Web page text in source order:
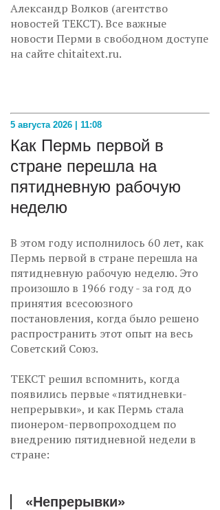
Александр Волков (агентство
новостей ТЕКСТ). Все важные
новости Перми в свободном доступе
на сайте chitaitext.ru.
5 августа 2026 | 11:08
Как Пермь первой в
стране перешла на
пятидневную рабочую
неделю
В этом году исполнилось 60 лет, как
Пермь первой в стране перешла на
пятидневную рабочую неделю. Это
произошло в 1966 году - за год до
принятия всесоюзного
постановления, когда было решено
распространить этот опыт на весь
Советский Союз.
ТЕКСТ решил вспомнить, когда
появились первые «пятидневки-
непрерывки», и как Пермь стала
пионером-первопроходцем по
внедрению пятидневной недели в
стране:
«Непрерывки»